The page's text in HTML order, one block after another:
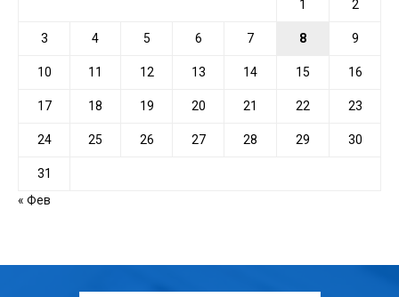
1 2
3 4 5 6 7 8 9
10 11 12 13 14 15 16
17 18 19 20 21 22 23
24 25 26 27 28 29 30
31
« Фев